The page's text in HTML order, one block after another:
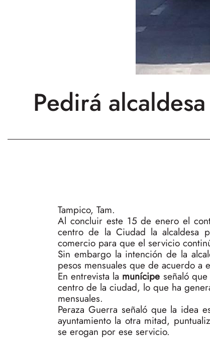
Pedirá
Tampico, Tam.
Al concluir este 15 de enero el
centro de la Ciudad la alcaldesa
comercio para que el servicio
Sin embargo la intención de la
pesos mensuales que de acuerdo a
En entrevista la munícipe señaló
centro de la ciudad, lo que ha
mensuales.
Peraza Guerra señaló que la idea
ayuntamiento la otra mitad,
se erogan por ese servicio.